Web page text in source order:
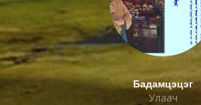
Бадамцэцэг
Улаач